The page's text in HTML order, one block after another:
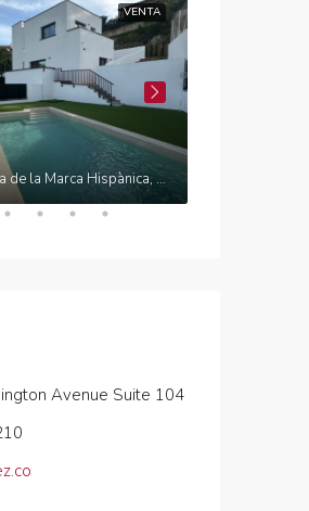
VENTA
154, Avinguda de la Marca Hispànica, Segur de Dalt, Calafell, Baix Penedès, Tarragona, Catalunya, 43882, España
Avenue Suite 104